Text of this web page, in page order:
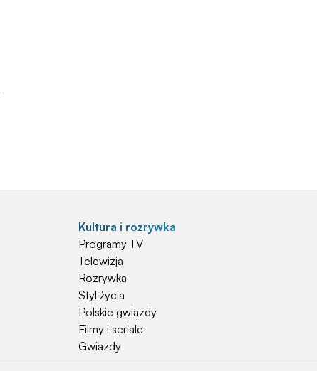
Kultura i rozrywka
Programy TV
Telewizja
Rozrywka
Styl życia
Polskie gwiazdy
Filmy i seriale
Gwiazdy